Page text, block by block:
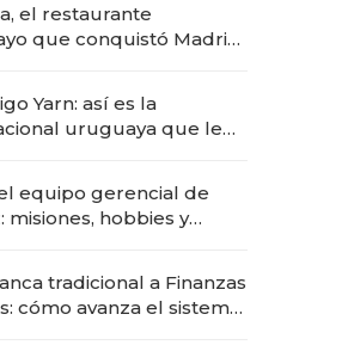
el restaurante
que conquistó Madrid:
y prepara apertura
Yarn: así es la
uruguaya que le
equipo gerencial de
misiones, hobbies y
tradicional a Finanzas
cómo avanza el sistema